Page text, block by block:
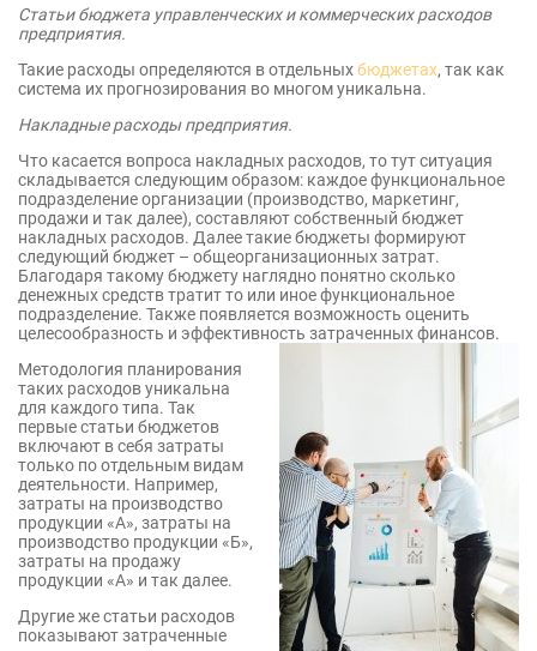
Статьи бюджета управленческих и коммерческих расходов
предприятия.
Такие расходы определяются в отдельныхбюджетах, так как
система их прогнозирования во многом уникальна.
Накладные расходы предприятия.
Что касается вопроса накладных расходов, то тут ситуация
складывается следующим образом: каждое функциональное
подразделение организации (производство, маркетинг,
продажи и так далее), составляют собственный бюджет
накладных расходов. Далее такие бюджеты формируют
следующий бюджет – общеорганизационных затрат.
Благодаря такому бюджету наглядно понятно сколько
денежных средств тратит то или иное функциональное
подразделение. Также появляется возможность оценить
целесообразность и эффективность затраченных финансов.
Методология планирования
таких расходов уникальна
для каждого типа. Так
первые статьи бюджетов
включают в себя затраты
только по отдельным видам
деятельности. Например,
затраты на производство
продукции «А», затраты на
производство продукции «Б»,
затраты на продажу
продукции «А» и так далее.
Другие же статьи расходов
показывают затраченные